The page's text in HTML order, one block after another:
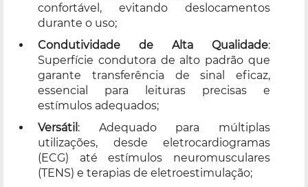
confortável, evitando deslocamentos
durante o uso;
Condutividade de Alta Qualidade:
Superfície condutora de alto padrão que
garante transferência de sinal eficaz,
essencial para leituras precisas e
estímulos adequados;
Versátil : Adequado para múltiplas
utilizações, desde eletrocardiogramas
(ECG) até estímulos neuromusculares
(TENS) e terapias de eletroestimulação;